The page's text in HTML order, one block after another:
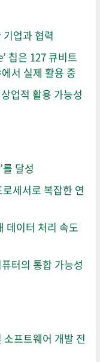
업과 협력
칩은 127 큐비트
서 실제 활용 중
업적 활용 가능성
달성
세서로 복잡한 연
데이터 처리 속도
터의 통합 가능성
프트웨어 개발 전